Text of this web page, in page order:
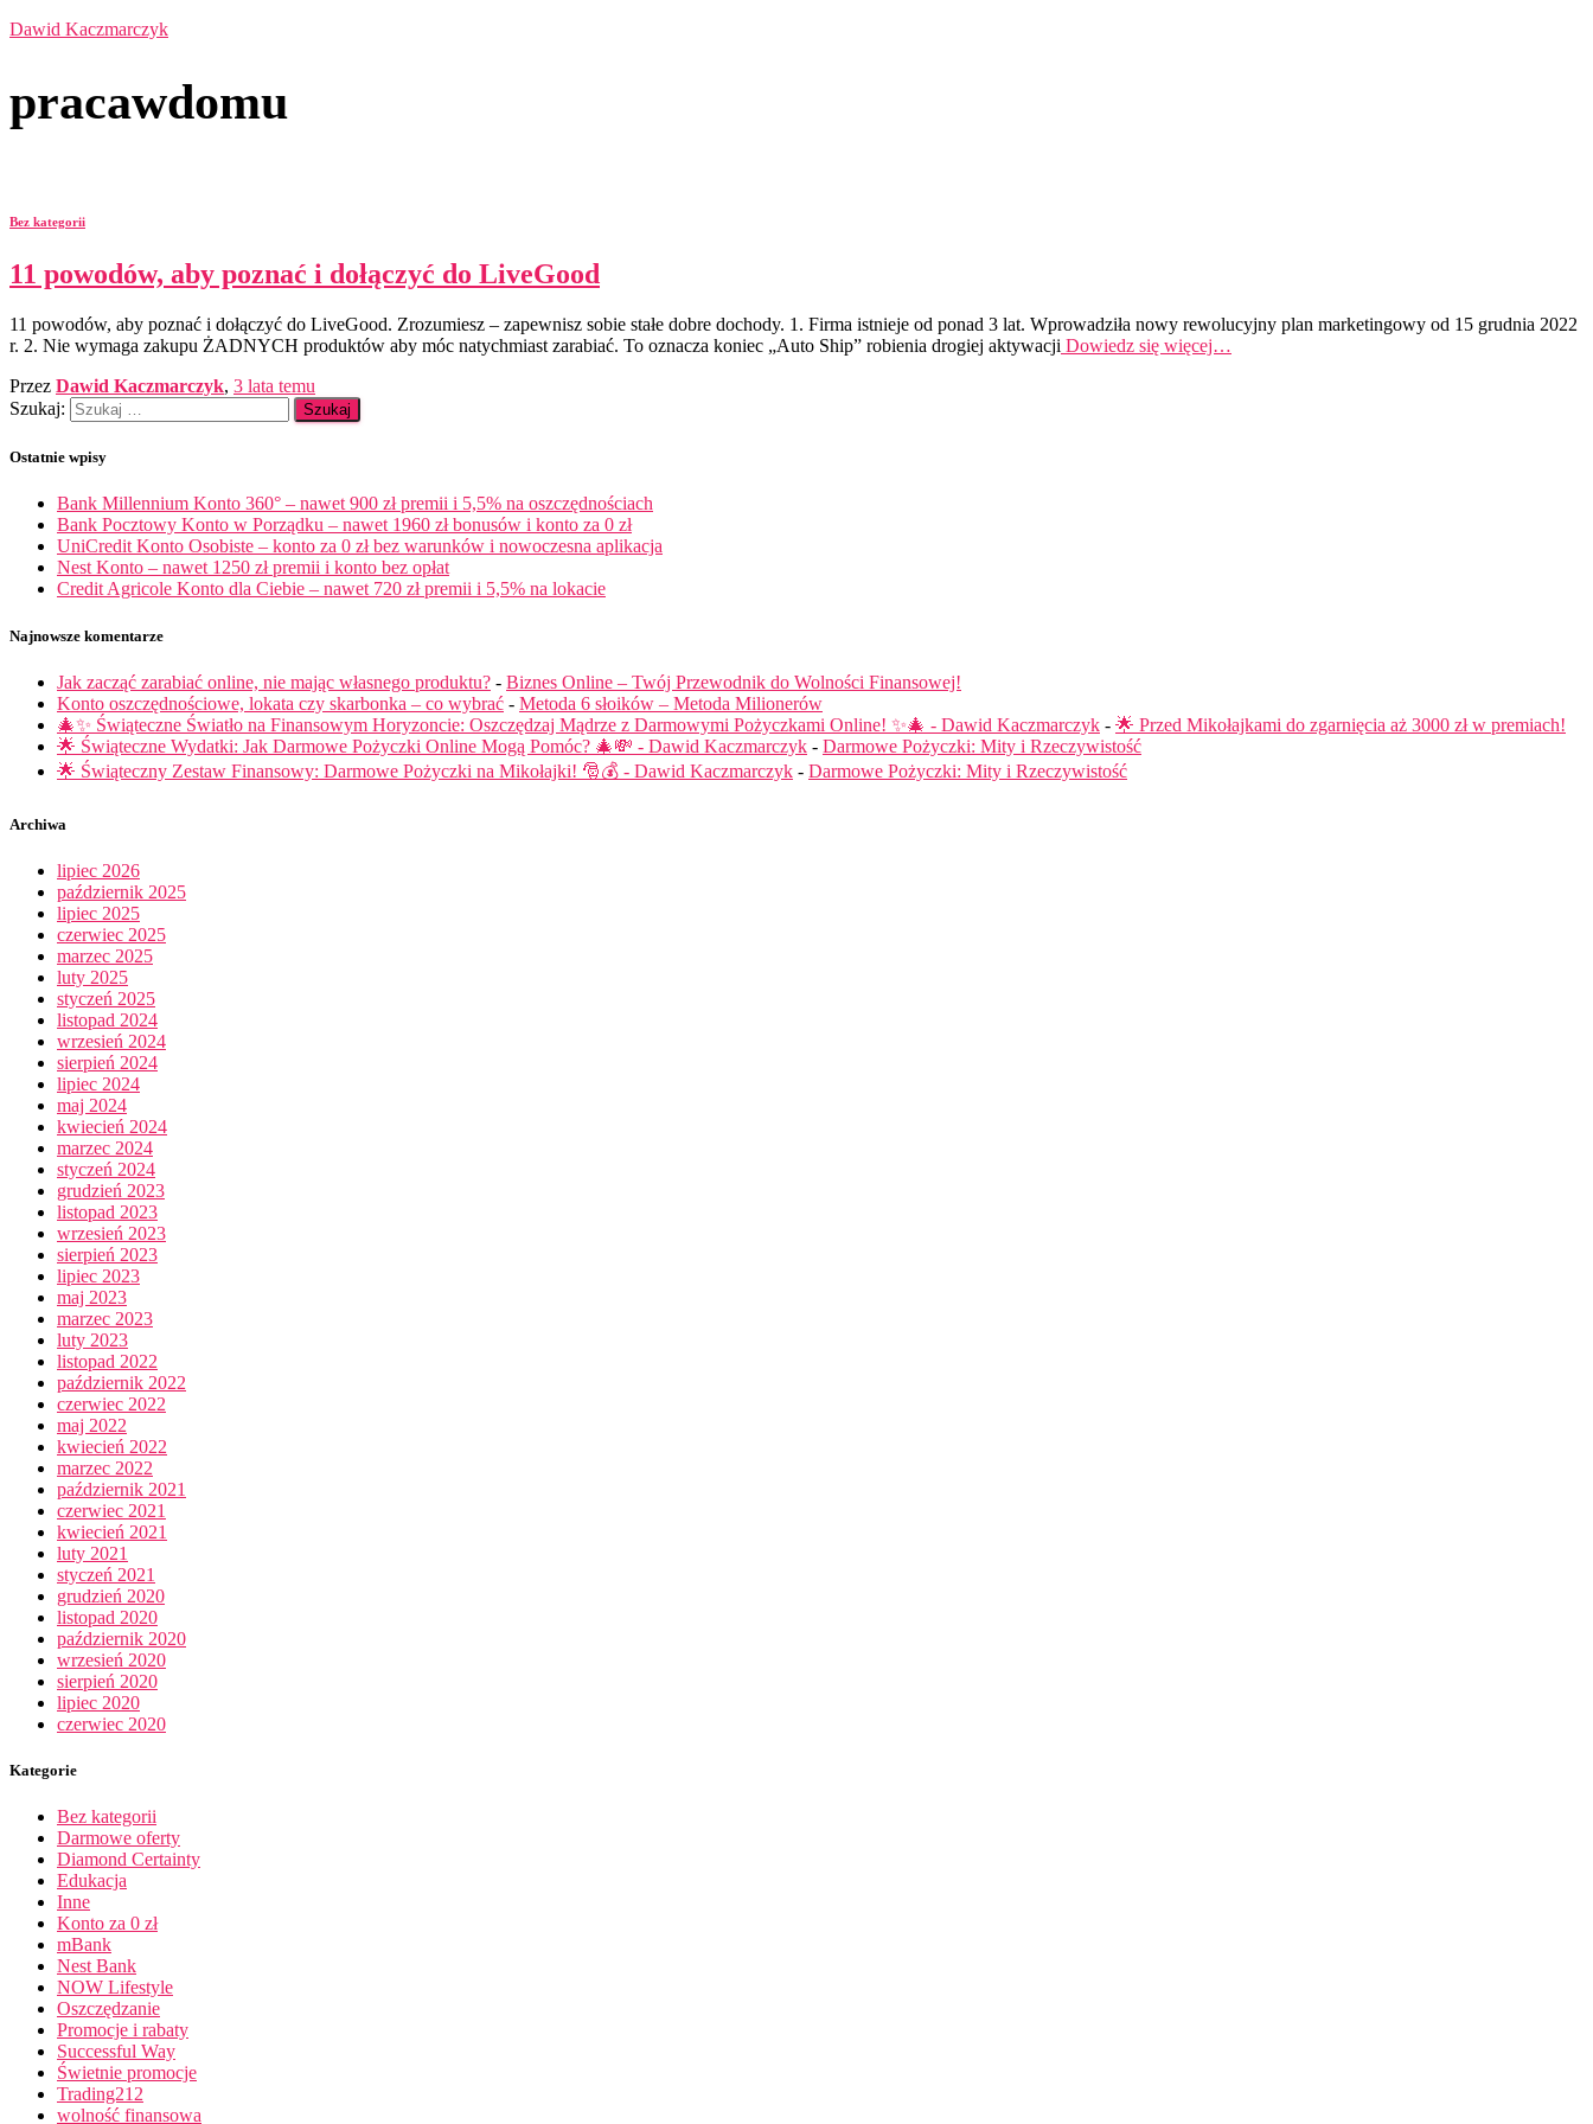
Dawid Kaczmarczyk
pracawdomu
Bez kategorii
11 powodów, aby poznać i dołączyć do LiveGood
11 powodów, aby poznać i dołączyć do LiveGood. Zrozumiesz – zapewnisz sobie stałe dobre dochody. 1. Firma istnieje od ponad 3 lat. Wprowadziła nowy rewolucyjny plan marketingowy od 15 grudnia 2022
r. 2. Nie wymaga zakupu ŻADNYCH produktów aby móc natychmiast zarabiać. To oznacza koniec „Auto Ship” robienia drogiej aktywacji Dowiedz się więcej…
Przez Dawid Kaczmarczyk, 3 lata temu
Szukaj:
Ostatnie wpisy
Bank Millennium Konto 360° – nawet 900 zł premii i 5,5% na oszczędnościach
Bank Pocztowy Konto w Porządku – nawet 1960 zł bonusów i konto za 0 zł
UniCredit Konto Osobiste – konto za 0 zł bez warunków i nowoczesna aplikacja
Nest Konto – nawet 1250 zł premii i konto bez opłat
Credit Agricole Konto dla Ciebie – nawet 720 zł premii i 5,5% na lokacie
Najnowsze komentarze
Jak zacząć zarabiać online, nie mając własnego produktu? - Biznes Online – Twój Przewodnik do Wolności Finansowej!
Konto oszczędnościowe, lokata czy skarbonka – co wybrać - Metoda 6 słoików – Metoda Milionerów
🎄✨ Świąteczne Światło na Finansowym Horyzoncie: Oszczędzaj Mądrze z Darmowymi Pożyczkami Online! ✨🎄 - Dawid Kaczmarczyk - 🌟 Przed Mikołajkami do zgarnięcia aż 3000 zł w premiach!
🌟 Świąteczne Wydatki: Jak Darmowe Pożyczki Online Mogą Pomóc? 🎄💸 - Dawid Kaczmarczyk - Darmowe Pożyczki: Mity i Rzeczywistość
🌟 Świąteczny Zestaw Finansowy: Darmowe Pożyczki na Mikołajki! 🎅💰 - Dawid Kaczmarczyk - Darmowe Pożyczki: Mity i Rzeczywistość
Archiwa
lipiec 2026
październik 2025
lipiec 2025
czerwiec 2025
marzec 2025
luty 2025
styczeń 2025
listopad 2024
wrzesień 2024
sierpień 2024
lipiec 2024
maj 2024
kwiecień 2024
marzec 2024
styczeń 2024
grudzień 2023
listopad 2023
wrzesień 2023
sierpień 2023
lipiec 2023
maj 2023
marzec 2023
luty 2023
listopad 2022
październik 2022
czerwiec 2022
maj 2022
kwiecień 2022
marzec 2022
październik 2021
czerwiec 2021
kwiecień 2021
luty 2021
styczeń 2021
grudzień 2020
listopad 2020
październik 2020
wrzesień 2020
sierpień 2020
lipiec 2020
czerwiec 2020
Kategorie
Bez kategorii
Darmowe oferty
Diamond Certainty
Edukacja
Inne
Konto za 0 zł
mBank
Nest Bank
NOW Lifestyle
Oszczędzanie
Promocje i rabaty
Successful Way
Świetnie promocje
Trading212
wolność finansowa